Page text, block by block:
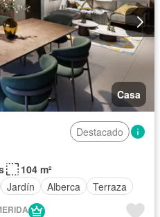
Casa
Destacado
104 m²
Jardín Alberca Terraza